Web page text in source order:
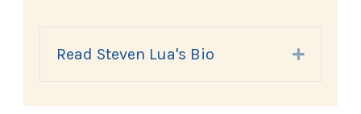
Read Steven Lua's Bio Expand